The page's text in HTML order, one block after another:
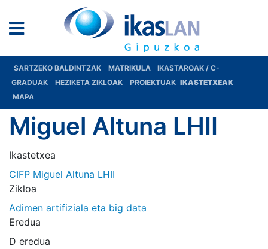
SARTZEKO BALDINTZAK MATRIKULA
IKASTAROAK / C-
GRADUAK
HEZIKETA ZIKLOAK PROIEKTUAK IKASTETXEAK
MAPA
Miguel Altuna LHII
Ikastetxea
CIFP Miguel Altuna LHII
Zikloa
Adimen artifiziala eta big data
Eredua
D eredua